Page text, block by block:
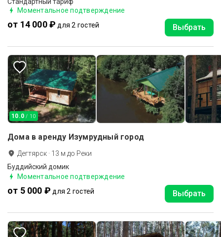
Моментальное подтверждение
от 14 000 ₽ для 2 гостей Выбрать
10.0 / 10
Дома в аренду Изумрудный город
Дегтярск · 13 м до Реки
Буддийский домик
Моментальное подтверждение
от 5 000 ₽ для 2 гостей Выбрать